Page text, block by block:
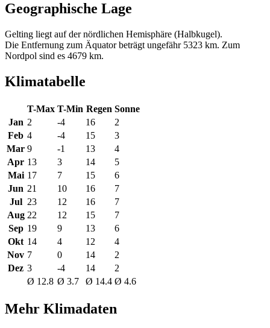
Geographische Lage
Gelting liegt auf der nördlichen Hemisphäre (Halbkugel).
Die Entfernung zum Äquator beträgt ungefähr 5323 km. Zum
Nordpol sind es 4679 km.
Klimatabelle
T-Max T-Min Regen Sonne
Jan 2 -4 16
2
Feb 4 -4 15
3
Mar 9 -1 13
4
Apr 13 3 14
5
Mai 17 7 15
6
Jun 21 10 16
7
Jul 23 12 16
7
Aug 22 12 15
7
Sep 19 9 13
6
Okt 14 4 12
4
Nov 7 0 14
2
Dez 3 -4 14
2
Ø 12.8 Ø 3.7 Ø 14.4 Ø 4.6
Mehr Klimadaten